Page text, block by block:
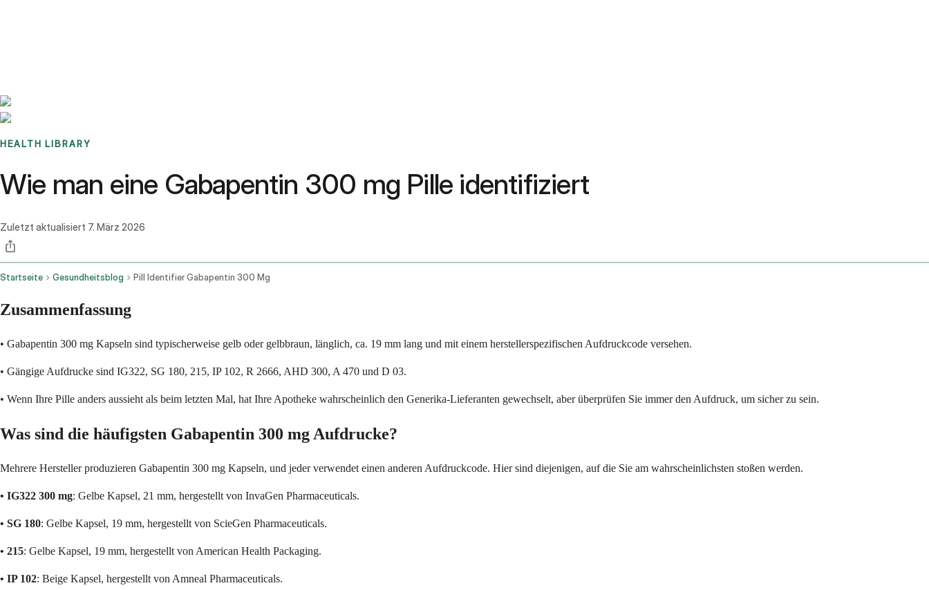
HEALTH LIBRARY
Wie man eine Gabapentin 300 mg Pille identifiziert
Zuletzt aktualisiert 7. März 2026
Startseite Gesundheitsblog Pill Identifier Gabapentin 300 Mg
Zusammenfassung
• Gabapentin 300 mg Kapseln sind typischerweise gelb oder gelbbraun, länglich, ca. 19 mm lang und mit einem herstellerspezifischen Aufdruckcode versehen.
• Gängige Aufdrucke sind IG322, SG 180, 215, IP 102, R 2666, AHD 300, A 470 und D 03.
• Wenn Ihre Pille anders aussieht als beim letzten Mal, hat Ihre Apotheke wahrscheinlich den Generika-Lieferanten gewechselt, aber überprüfen Sie immer den Aufdruck, um sicher zu sein.
Was sind die häufigsten Gabapentin 300 mg Aufdrucke?
Mehrere Hersteller produzieren Gabapentin 300 mg Kapseln, und jeder verwendet einen anderen Aufdruckcode. Hier sind diejenigen, auf die Sie am wahrscheinlichsten stoßen werden.
• IG322 300 mg: Gelbe Kapsel, 21 mm, hergestellt von InvaGen Pharmaceuticals.
• SG 180: Gelbe Kapsel, 19 mm, hergestellt von ScieGen Pharmaceuticals.
• 215: Gelbe Kapsel, 19 mm, hergestellt von American Health Packaging.
• IP 102: Beige Kapsel, hergestellt von Amneal Pharmaceuticals.